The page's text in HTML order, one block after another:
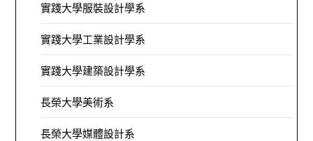
實踐大學服裝設計學系
實踐大學工業設計學系
實踐大學建築設計學系
長榮大學美術系
長榮大學媒體設計系